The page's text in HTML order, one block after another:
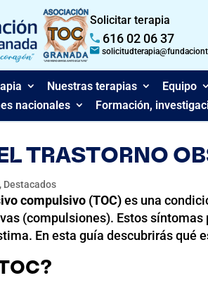
Solicitar terapia
616 02 06 37
Nuestras terapias Equipo
nacionales
Formación,
TRASTORNO
, Destacados
compulsivo (TOC)es una
(compulsiones). Estos
En esta guía descubrirás qué